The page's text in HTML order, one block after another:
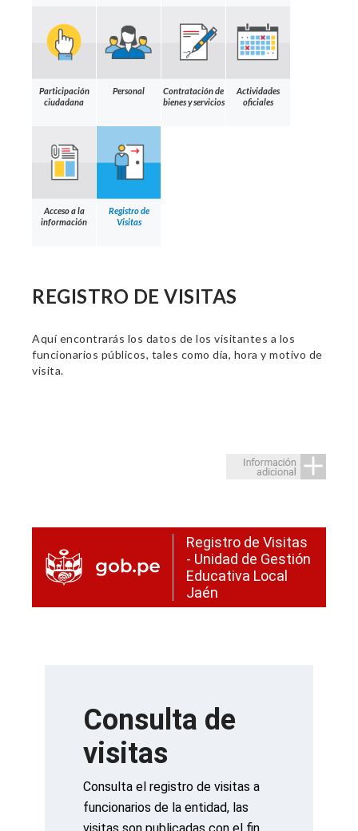
Participación
ciudadana
Personal
Contratación de
bienes y servicios
Actividades
oficiales
Acceso a la
información
Registro de
Visitas
REGISTRO DE VISITAS
Aquí encontrarás los datos de los visitantes a los
funcionarios públicos, tales como día, hora y motivo de
visita.